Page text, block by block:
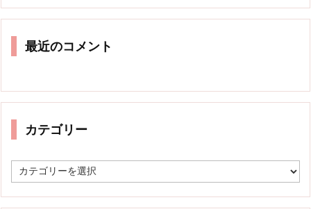
最近のコメント
カテゴリー
テ
リ